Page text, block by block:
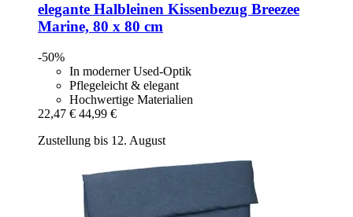
elegante Halbleinen Kissenbezug Breezee
Marine, 80 x 80 cm
-50%
In moderner Used-Optik
Pflegeleicht & elegant
Hochwertige Materialien
22,47 € 44,99 €
Zustellung bis 12. August